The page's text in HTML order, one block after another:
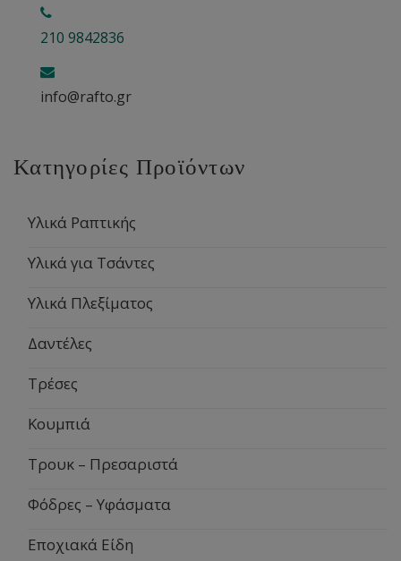
210 9842836
info@rafto.gr
Κατηγορίες Προϊόντων
Υλικά Ραπτικής
Υλικά για Τσάντες
Υλικά Πλεξίματος
Δαντέλες
Τρέσες
Κουμπιά
Τρουκ – Πρεσαριστά
Φόδρες – Υφάσματα
Εποχιακά Είδη